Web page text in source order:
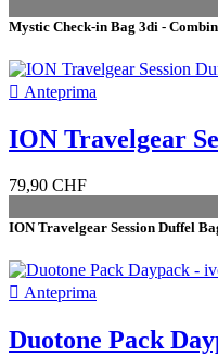
Kiteshop Silvaplana
Duotone Svizzera
Nuovo 47
Ristrutturato 0
Brand
genere
dimensione
Mystic Check-in Bag 3di -
 Anteprima
ION Travelgear
79,90 CHF
ION Travelgear Session Duffel
 Anteprima
Duotone Pack